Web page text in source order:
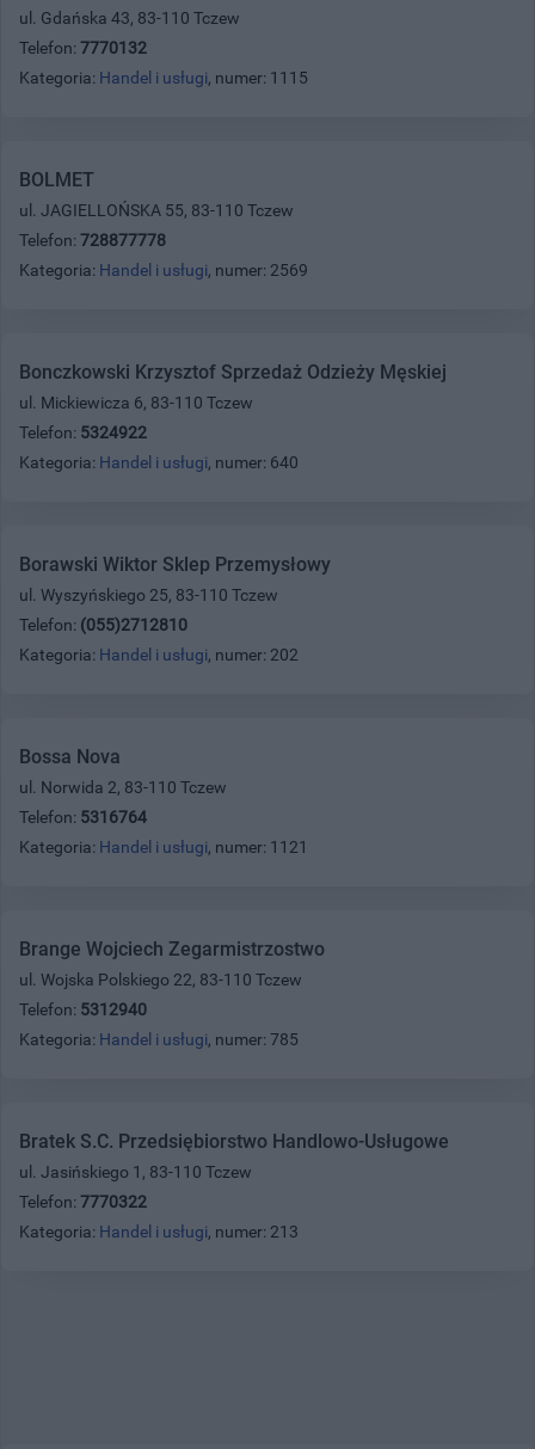
ul. Gdańska 43, 83-110 Tczew
Telefon: 7770132
Kategoria: Handel i usługi, numer: 1115
BOLMET
ul. JAGIELLOŃSKA 55, 83-110 Tczew
Telefon: 728877778
Kategoria: Handel i usługi, numer: 2569
Bonczkowski Krzysztof Sprzedaż Odzieży Męskiej
ul. Mickiewicza 6, 83-110 Tczew
Telefon: 5324922
Kategoria: Handel i usługi, numer: 640
Borawski Wiktor Sklep Przemysłowy
ul. Wyszyńskiego 25, 83-110 Tczew
Telefon: (055)2712810
Kategoria: Handel i usługi, numer: 202
Bossa Nova
ul. Norwida 2, 83-110 Tczew
Telefon: 5316764
Kategoria: Handel i usługi, numer: 1121
Brange Wojciech Zegarmistrzostwo
ul. Wojska Polskiego 22, 83-110 Tczew
Telefon: 5312940
Kategoria: Handel i usługi, numer: 785
Bratek S.C. Przedsiębiorstwo Handlowo-Usługowe
ul. Jasińskiego 1, 83-110 Tczew
Telefon: 7770322
Kategoria: Handel i usługi, numer: 213